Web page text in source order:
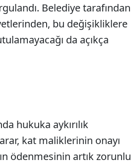
Belediye tarafından
bu değişikliklere
da açıkça
hukuka aykırılık
kat maliklerinin onayı
ödenmesinin artık zorunlu